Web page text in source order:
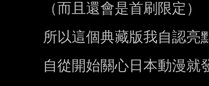
（而且還會是首刷限定）
所以這個典藏版我自認亮
自從開始關心日本動漫就